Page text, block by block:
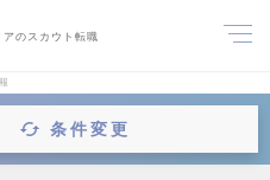
アのスカウト転職
条件変更